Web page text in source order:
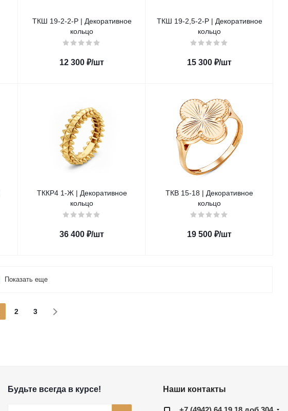
ТКШ 19-2-2-Р | Декоративное
кольцо
12 300 ₽/шт
ТКШ 19-2,5-2-Р | Декоративное
кольцо
15 300 ₽/шт
ТККР4 1-Ж | Декоративное
кольцо
36 400 ₽/шт
ТКВ 15-18 | Декоративное
кольцо
19 500 ₽/шт
Показать еще
2 3
Будьте всегда в курсе! Наши контакты